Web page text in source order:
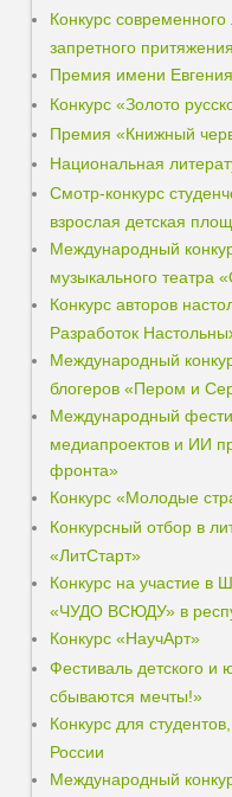
Конкурс
запретного
Премия имени
Конкурс «Золото
Премия «Книжный
Национальная
Смотр-конкурс
взрослая детская
Международный
музыкального театра
Конкурс авторов
Разработок
Международный
блогеров «Пером и
Международный
медиапроектов и ИИ
фронта»
Конкурс «Молодые
Конкурсный отбор в
«ЛитСтарт»
Конкурс на участие в
«ЧУДО ВСЮДУ» в
Конкурс «НаучАрт»
Фестиваль детского и
сбываются мечты!»
Конкурс для
России
Международный